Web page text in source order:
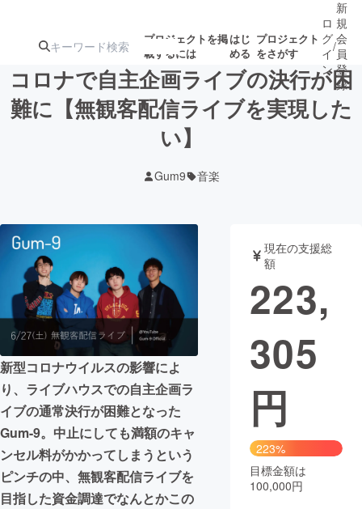
プロジェクトを掲
載するには
はじ
める
プロジェクト
をさがす
注目の新着プロ
テクノロジー・ガジェット
映像・映画 書籍・雑誌
ビジネス・起業 チャレンジ
まちづくり・地域活性化
CAMPFIRE for Social Good
CAMPFIRE Creation
CAMPFIREふるさと納税machi-ya コミュニティ
ロ
グ
イ
ン
/
新
規
会
員
登
録
コロナで自主企画ライブの決行が困
難に【無観客配信ライブを実現した
い】
Gum9 音楽
新型コロナウイルスの影響によ
り、ライブハウスでの自主企画ラ
イブの通常決行が困難となった
Gum-9。中止にしても満額のキャ
ンセル料がかかってしまうという
ピンチの中、無観客配信ライブを
目指した資金調達でなんとかこの
現在の支援総
額
223,
305
円
223%
目標金額は
100,000円